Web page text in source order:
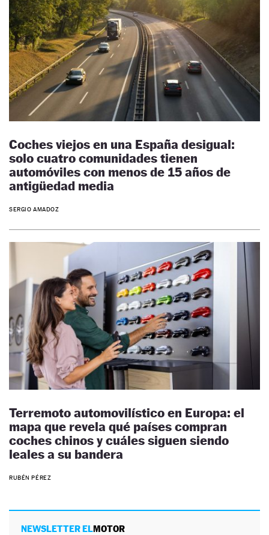
Coches viejos en una España desigual:
solo cuatro comunidades tienen
automóviles con menos de 15 años de
antigüedad media
SERGIO AMADOZ
Terremoto automovilístico en Europa: el
mapa que revela qué países compran
coches chinos y cuáles siguen siendo
leales a su bandera
RUBÉN PÉREZ
NEWSLETTER ELMOTOR